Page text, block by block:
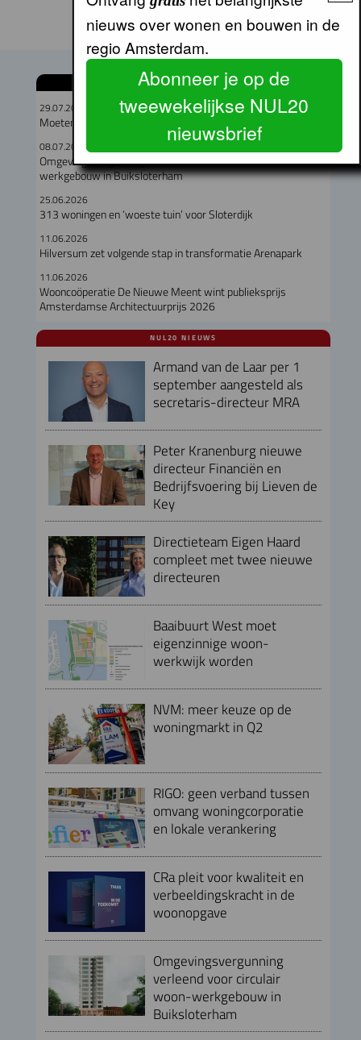
GERELATEERDE ARTIKELEN
29.07.2026
Moeten hooggelegen en laaggelegen corporaties fuseren?
08.07.2026
Omgevingsvergunning verleend voor circulair woon-
werkgebouw in Buiksloterham
25.06.2026
313 woningen en ‘woeste tuin’ voor Sloterdijk
11.06.2026
Hilversum zet volgende stap in transformatie Arenapark
11.06.2026
Wooncoöperatie De Nieuwe Meent wint publieksprijs
Amsterdamse Architectuurprijs 2026
NUL20 NIEUWS
Armand van de Laar per 1
september aangesteld als
secretaris-directeur MRA
Peter Kranenburg nieuwe
directeur Financiën en
Bedrijfsvoering bij Lieven de
Key
Directieteam Eigen Haard
compleet met twee nieuwe
directeuren
Baaibuurt West moet
eigenzinnige woon-
werkwijk worden
NVM: meer keuze op de
woningmarkt in Q2
RIGO: geen verband tussen
omvang woningcorporatie
en lokale verankering
CRa pleit voor kwaliteit en
verbeeldingskracht in de
woonopgave
Omgevingsvergunning
verleend voor circulair
woon-werkgebouw in
Buiksloterham
nieuws over wonen en bouwen in de
regio Amsterdam.
Abonneer je op de
tweewekelijkse NUL20
nieuwsbrief